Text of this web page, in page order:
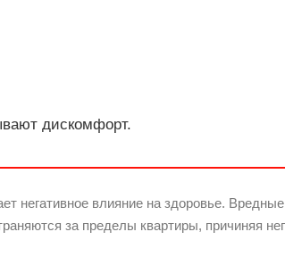
дискомфорт.
негативное влияние на здоровье.
за пределы квартиры, причиняя